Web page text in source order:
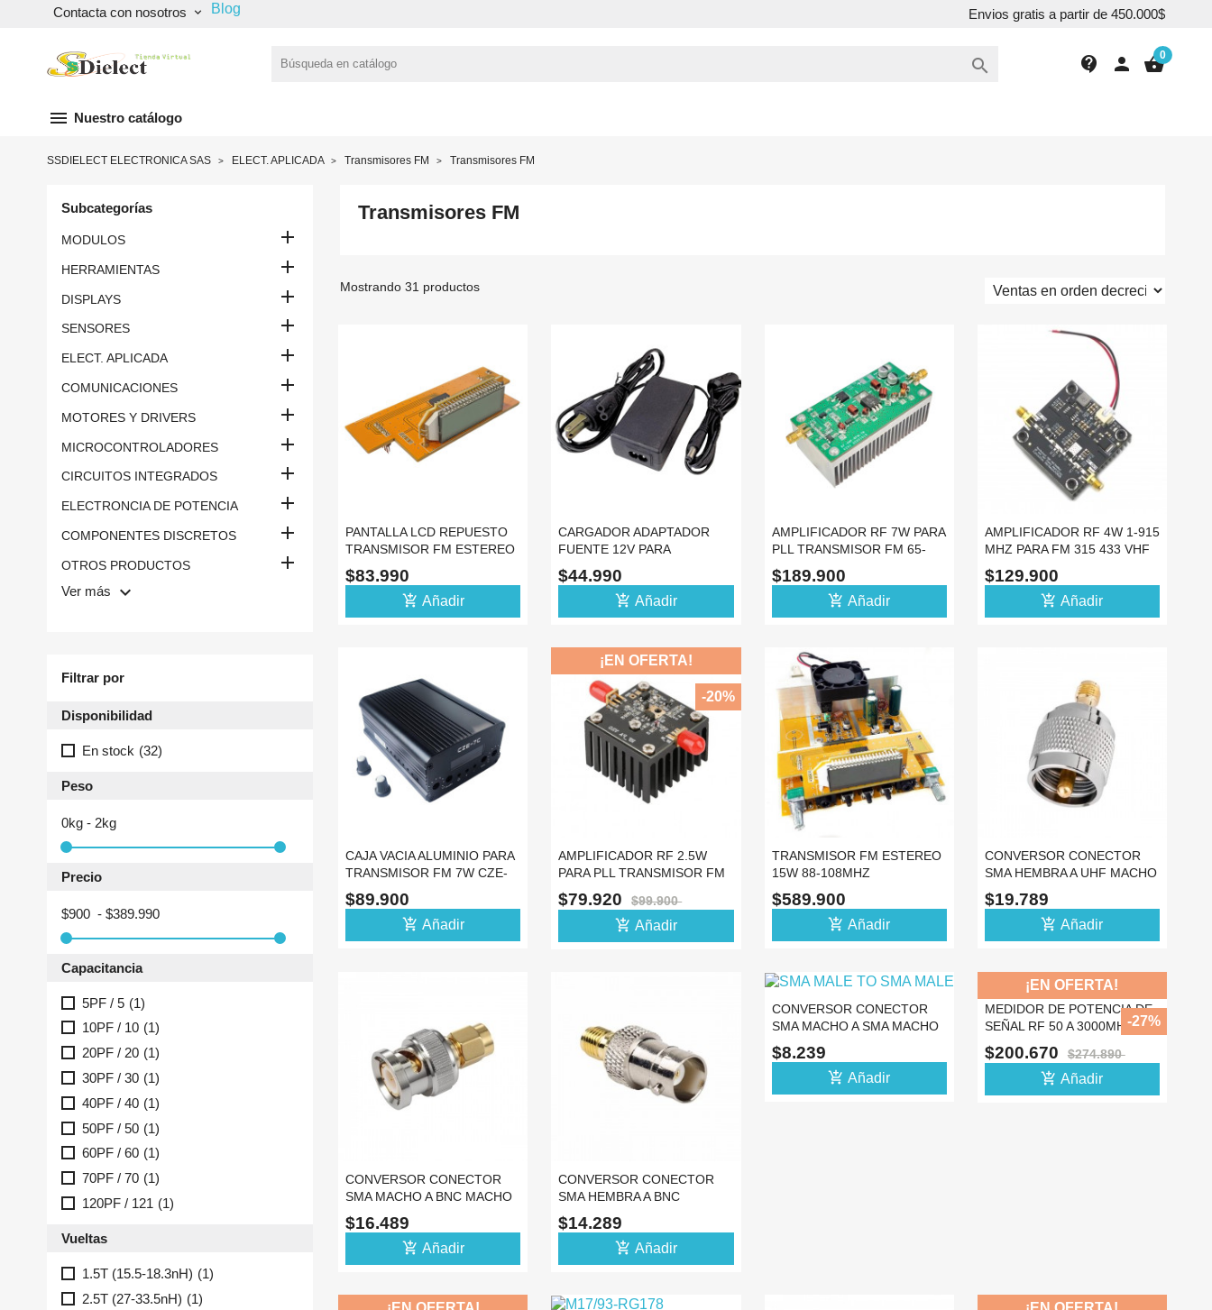
Contacta con nosotros keyboard_arrow_down Blog Envios gratis a partir de 450.000$
 contact_support person shopping_basket
0
menu Nuestro catálogo
SSDIELECT ELECTRONICA SAS ELECT. APLICADA Transmisores FM Transmisores FM
Subcategorías
MODULOS 
HERRAMIENTAS 
DISPLAYS 
SENSORES 
ELECT. APLICADA 
COMUNICACIONES 
MOTORES Y DRIVERS 
MICROCONTROLADORES 
CIRCUITOS INTEGRADOS 
ELECTRONCIA DE POTENCIA 
COMPONENTES DISCRETOS 
OTROS PRODUCTOS 
Ver más keyboard_arrow_down
Filtrar por
Disponibilidad
En stock (32)
Peso
0kg - 2kg
Precio
$900 - $389.990
Capacitancia
5PF / 5 (1)
10PF / 10 (1)
20PF / 20 (1)
30PF / 30 (1)
40PF / 40 (1)
50PF / 50 (1)
60PF / 60 (1)
70PF / 70 (1)
120PF / 121 (1)
Vueltas
1.5T (15.5-18.3nH) (1)
2.5T (27-33.5nH) (1)
Transmisores FM
Mostrando 31 productos
PANTALLA LCD REPUESTO
TRANSMISOR FM ESTEREO
15W ST-15B
$83.990
add_shopping_cart Añadir
CARGADOR ADAPTADOR
FUENTE 12V PARA
TRANSMISOR FM 7W CZE-
7C
$44.990
add_shopping_cart Añadir
AMPLIFICADOR RF 7W PARA
PLL TRANSMISOR FM 65-
110MHZ C1971
$189.900
add_shopping_cart Añadir
AMPLIFICADOR RF 4W 1-915
MHZ PARA FM 315 433 VHF
UHF PLL
$129.900
add_shopping_cart Añadir
CAJA VACIA ALUMINIO PARA
TRANSMISOR FM 7W CZE-
7C PROYECTO
$89.900
add_shopping_cart Añadir
AMPLIFICADOR RF 2.5W
PARA PLL TRANSMISOR FM
88-108MHZ -12
$79.920 $99.900
add_shopping_cart Añadir
¡EN OFERTA!
-20%
TRANSMISOR FM ESTEREO
15W 88-108MHZ
COMPATIBLE CON ST-15B
-10
$589.900
add_shopping_cart Añadir
CONVERSOR CONECTOR
SMA HEMBRA A UHF MACHO
COAXIAL ADAPTADOR
$19.789
add_shopping_cart Añadir
CONVERSOR CONECTOR
SMA MACHO A BNC MACHO
COAXIAL ADAPTADOR
$16.489
add_shopping_cart Añadir
CONVERSOR CONECTOR
SMA HEMBRA A BNC
HEMBRA COAXIAL
ADAPTADOR
$14.289
add_shopping_cart Añadir
CONVERSOR CONECTOR
SMA MACHO A SMA MACHO
COAXIAL ADAPTADOR
$8.239
add_shopping_cart Añadir
MEDIDOR DE POTENCIA DE
SEÑAL RF 50 A 3000MHZ FM
VHF
$200.670 $274.890
add_shopping_cart Añadir
¡EN OFERTA!
-27%